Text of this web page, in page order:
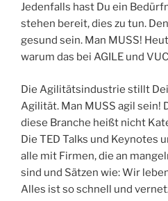
Jedenfalls hast Du ein
stehen bereit, dies zu tun.
gesund sein. Man MUSS!
warum das bei AGILE und
Die Agilitätsindustrie stillt
Agilität. Man MUSS agil sein!
diese Branche heißt nicht
Die TED Talks und Keynotes
alle mit Firmen, die an
sind und Sätzen wie: Wir
Alles ist so schnell und